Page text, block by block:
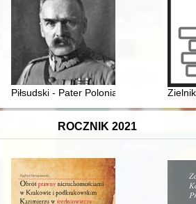
filmowego w Polsce
Wodzickim z Tyczyna
Piłsudski - Pater Polonia Restituta
ROCZNIK 2021